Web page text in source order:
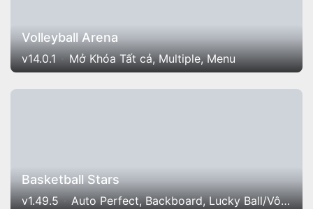
Volleyball Arena
v14.0.1 Mở Khóa Tất cả, Multiple, Menu
Basketball Stars
v1.49.5 Auto Perfect, Backboard, Lucky Ball/Vô hiệu kẻ địch